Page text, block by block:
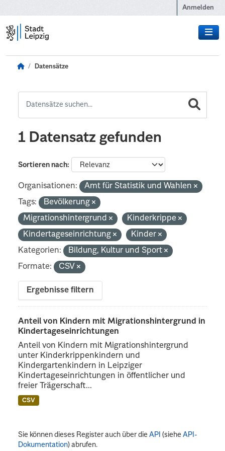
Anmelden
Datensätze
1 Datensatz gefunden
Sortieren nach
Organisationen:
Amt für Statistik und Wahlen
Tags:
Bevölkerung
Migrationshintergrund
Kinderkrippe
Kindertageseinrichtung
Kinder
Kategorien:
Bildung, Kultur und Sport
Formate:
CSV
Ergebnisse filtern
Anteil von Kindern mit Migrationshintergrund in
Kindertageseinrichtungen
Anteil von Kindern mit Migrationshintergrund
unter Kinderkrippenkindern und
Kindergartenkindern in Leipziger
Kindertageseinrichtungen in öffentlicher und
freier Trägerschaft...
CSV
Sie können dieses Register auch über dieAPI (sieheAPI-
Dokumentation) abrufen.